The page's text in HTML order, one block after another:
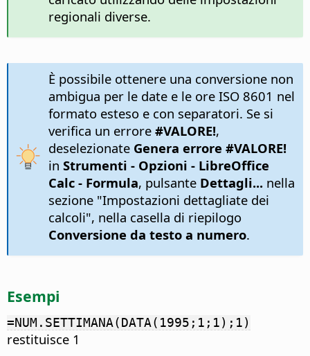
regionali diverse.
È possibile ottenere una conversione non
ambigua per le date e le ore ISO 8601 nel
formato esteso e con separatori. Se si
verifica un errore #VALORE!,
deselezionate Genera errore #VALORE!
in Strumenti - Opzioni - LibreOffice
Calc - Formula, pulsante Dettagli...nella
sezione "Impostazioni dettagliate dei
calcoli", nella casella di riepilogo
Conversione da testo a numero.
Esempi
=NUM.SETTIMANA(DATA(1995;1;1);1)
restituisce 1